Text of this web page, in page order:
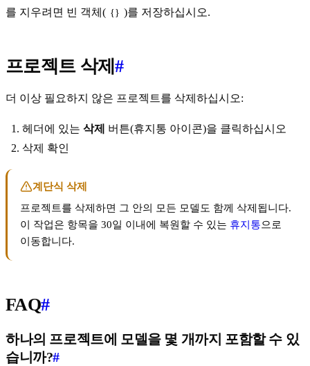
를 지우려면 빈 객체( {} )를 저장하십시오.
프로젝트 삭제#
더 이상 필요하지 않은 프로젝트를 삭제하십시오:
헤더에 있는 삭제
버튼(휴지통 아이콘)을 클릭하십시오
삭제 확인
계단식 삭제
프로젝트를 삭제하면 그 안의 모든 모델도 함께 삭제됩니다.
이 작업은 항목을 30일 이내에 복원할 수 있는 휴지통으로
이동합니다.
FAQ#
하나의 프로젝트에 모델을 몇 개까지 포함할 수 있
습니까?#